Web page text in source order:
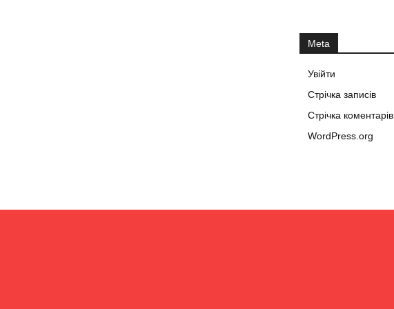
Meta
Увійти
Стрічка записів
Стрічка коментарів
WordPress.org